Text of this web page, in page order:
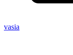
vasia